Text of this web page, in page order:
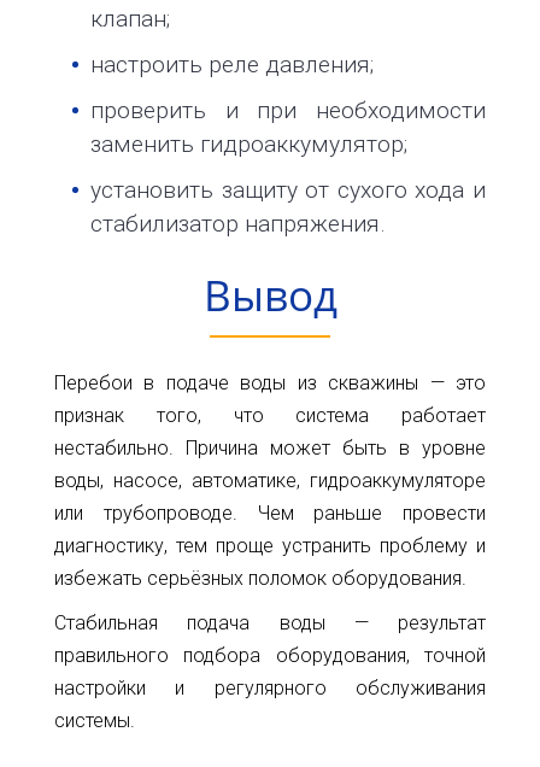
клапан;
настроить реле давления;
проверить и при необходимости
заменить гидроаккумулятор;
установить защиту от сухого хода и
стабилизатор напряжения.
Вывод
Перебои в подаче воды из скважины — это
признак того, что система работает
нестабильно. Причина может быть в уровне
воды, насосе, автоматике, гидроаккумуляторе
или трубопроводе. Чем раньше провести
диагностику, тем проще устранить проблему и
избежать серьёзных поломок оборудования.
Стабильная подача воды — результат
правильного подбора оборудования, точной
настройки и регулярного обслуживания
системы.